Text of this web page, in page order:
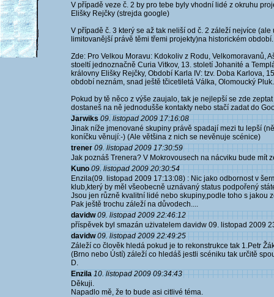
V případě veze č. 2 by pro tebe byly vhodní lidé z okruhu
Elišky Rejčky (strejda google)
V případě č. 3 který se až tak neliší od č. 2 záleží nejvíce
limitovanější právě těmi třemi projekty)na historickém období.
Zde: Pro Velkou Moravu: Kdokoliv z Rodu, Velkomoravanů,
stoeltí jednoznačně Curia Vitkov, 13. století Johanité a
královny Elišky Rejčky, Období Karla IV: tzv. Doba Karlova,
období neznám, snad ještě tčicetiletá Válka, Olomoucký Pluk.
Pokud by tě něco z výše zaujalo, tak je nejlepší se zde
dostaneš na ně jednodušše kontakty nebo stačí zadat do
Jarwiks 09. listopad 2009 17:16:08
Jinak níže jmenované skupiny právě spadají mezi tu lepší
koníčku věnují:-) (Ale většina z nich se nevěnuje scénice)
trener 09. listopad 2009 17:30:59
Jak poznáš Trenera? V Mokrovousech na nácviku bude mít
Kuno 09. listopad 2009 20:30:54
Enzila(09. listopad 2009 17:13:08) : Nic jako odbornost v
klub,který by měl všeobecně uznávaný status podpořený
Jsou jen různě kvalitní lidé nebo skupiny,podle toho s jakou
Pak ještě trochu záleží na důvodech....
davidw 09. listopad 2009 22:46:12
příspěvek byl smazán użivatelem davidw 09. listopad 2009
davidw 09. listopad 2009 22:49:25
Záleží co člověk hledá pokud je to rekonstrukce tak 1.Petr
(Brno nebo Ústí) záleží co hledáš jestli scéniku tak určitě
D.
Enzila 10. listopad 2009 09:34:43
Děkuji.
Napadlo mě, že to bude asi citlivé téma.